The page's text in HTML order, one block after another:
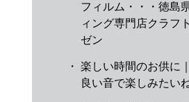
フィルム・・・徳島
ィング専門店クラフ
ゼン
・ 楽しい時間のお供に
良い音で楽しみたい